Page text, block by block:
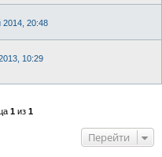
2014, 20:48
10:29
1из 1
Перейти